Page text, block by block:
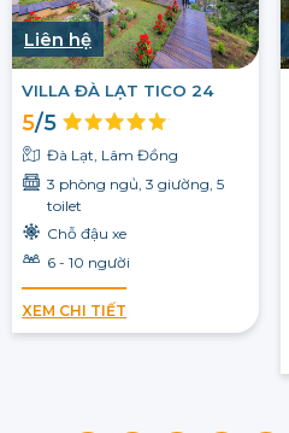
Liên hệ
VILLA ĐÀ LẠT TICO 24
5/5
Đà Lạt, Lâm Đồng
3 phòng ngủ, 3 giường, 5
toilet
Chỗ đậu xe
6 - 10 người
XEM CHI TIẾT